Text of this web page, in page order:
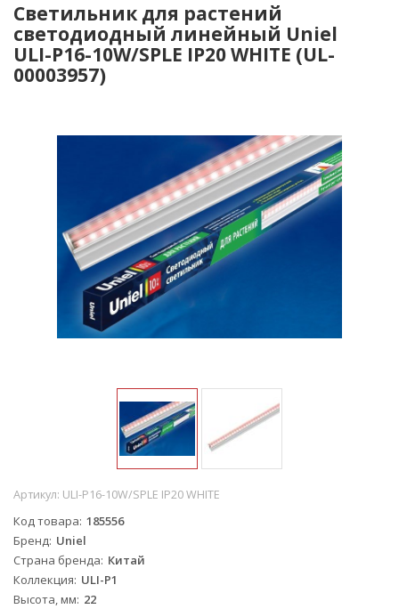
Светильник для растений
светодиодный линейный Uniel
ULI-P16-10W/SPLE IP20 WHITE (UL-
00003957)
Артикул: ULI-P16-10W/SPLE IP20 WHITE
Код товара 185556
Бренд Uniel
Страна бренда Китай
Коллекция ULI-P1
Высота, мм 22